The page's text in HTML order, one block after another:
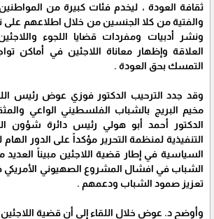
ثقافة العودة ، ليخدم فئات كبيرة من
والفتية من كلا الجنسين من خلال اطلاعهم على
ونشر أدبيات ومفردات قضايا اللجوء
العلاقة وإظهار معاناة اللاجئين في أماكن
التمسك بحق العودة .
وقد جدد الترحيب الدكتور فوزي عوض رئيس
مخيم البريج بالشباب الفلسطيني الواعي
الدكتور أحمد أبو هولي رئيس دائرة شؤون
التنفيذية لمنظمة التحرير مؤكداً على الدور
السياسية في إطار قضية اللاجئين مبيناً
الشباب في افشال المشروع الصهيوني
تعزيز صمود الشباب ودعمهم .
وأوضح د. عوض خلال اللقاء إلى أن قضية